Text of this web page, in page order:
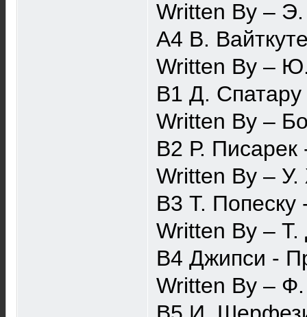
Written By –
A4 В.
Written By –
B1 Д. Спатару
Written By –
B2 Р.
Written By –
B3 Т.
Written By –
B4 Джипси -
Written By –